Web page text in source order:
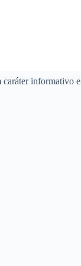
caráter informativo